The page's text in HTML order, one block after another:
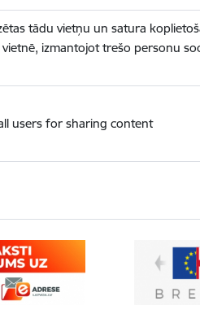
tādu vietņu un satura
izmantojot trešo personu
users for sharing content